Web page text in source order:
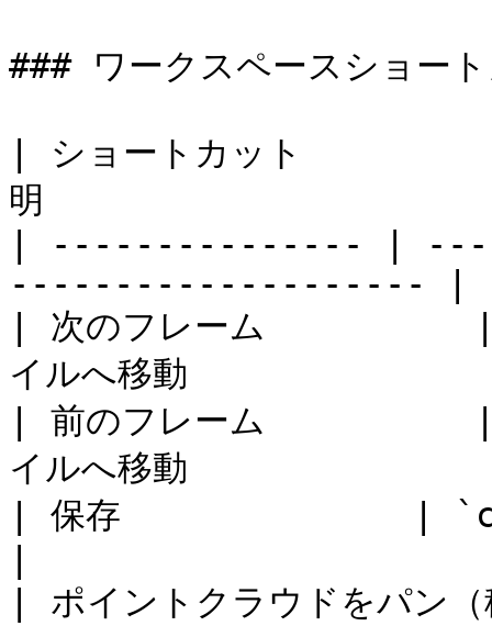
### ワークスペースショー
| ショートカット
明
| --------------- |
-------------------- |
| 次のフレーム
イルへ移動
| 前のフレーム
イルへ移動
| 保存              |
| ポイントクラウドを